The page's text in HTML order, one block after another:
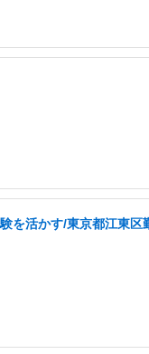
を活かす/東京都江東